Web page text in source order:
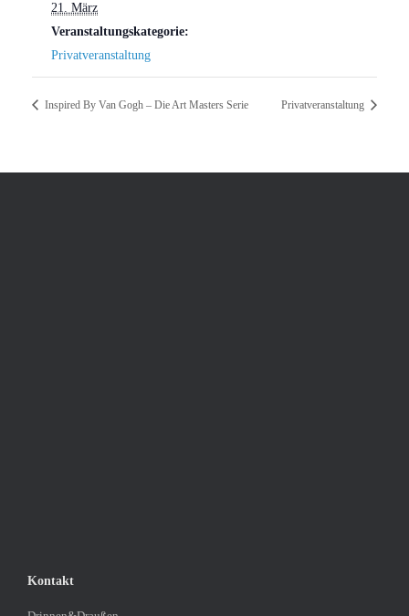
21. März
Veranstaltungskategorie:
Privatveranstaltung
Inspired By Van Gogh – Die Art Masters Serie Privatveranstaltung
Kontakt